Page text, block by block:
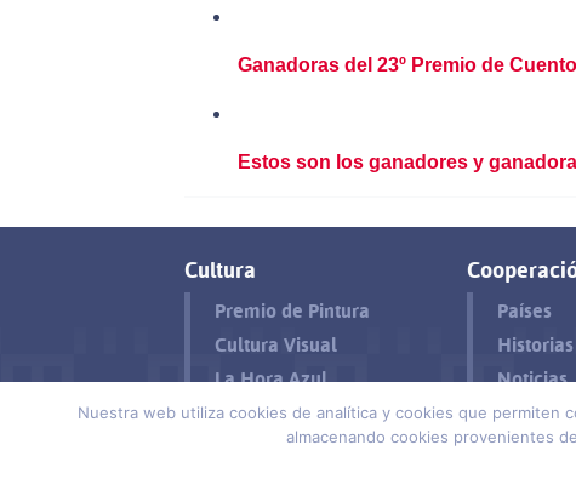
Ganadoras del 23º Premio de
Estos son los ganadores y
Cultura
Premio de Pintura
Cultura Visual
La Hora Azul
Países
Noticias
Contacto Aviso legal y Política de
Nuestra web utiliza cookies de analítica y cookies que
almacenando cookies provenientes